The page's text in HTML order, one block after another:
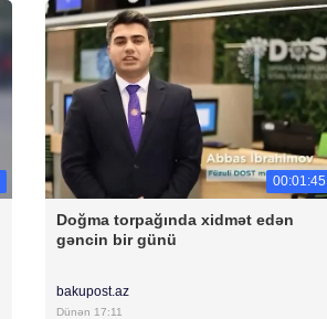
00:01:45
Doğma torpağında xidmət edən
gəncin bir günü
bakupost.az
Dünən 17:11